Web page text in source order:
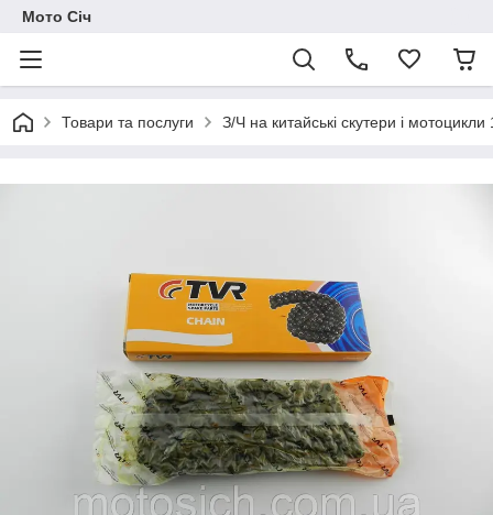
Мото Січ
Товари та послуги З/Ч на китайські скутери і